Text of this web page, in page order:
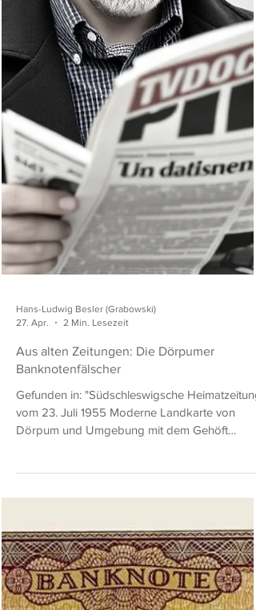
von 1942/43, den es auch mit Serie C gibt
(Abbildungen anbei). WHW-38: Gutschein des
Winterhilfswerks zu 5 RM von 1942/43 mit Serie
C, Vorderseite. WHW-38: Gutschein des
Winterhilfswerks zu 5 RM von 1942/43 mit Serie
Hans-Ludwig Besler (Grabowski)
27. Apr.
2 Min. Lesezeit